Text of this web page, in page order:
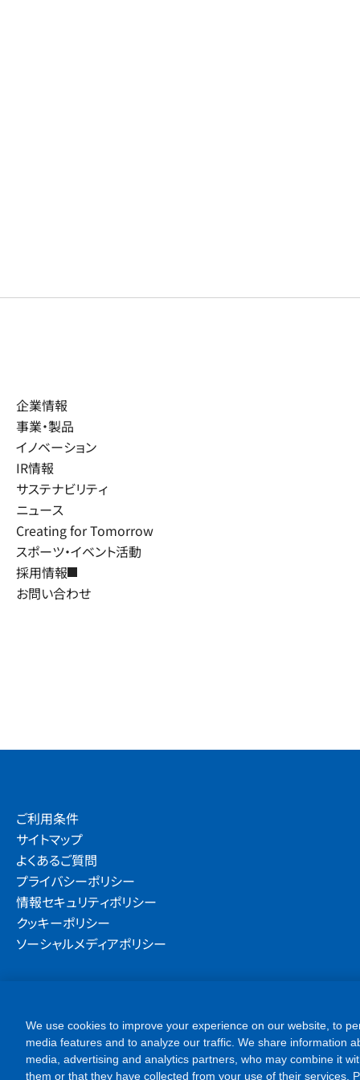
企業情報
事業・製品
イノベーション
IR情報
サステナビリティ
ニュース
Creating for Tomorrow
スポーツ・イベント活動
採用情報
お問い合わせ
ご利用条件
サイトマップ
よくあるご質問
プライバシーポリシー
情報セキュリティポリシー
クッキーポリシー
ソーシャルメディアポリシー
them or that they have collected from your use of their services.
cookies. Please click [Accept All Cookies] if you agree with the
Settings] to customize your cookie settings on our website. You